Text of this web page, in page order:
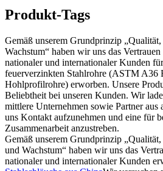
Produkt-Tags
Gemäß unserem Grundprinzip
Wachstum“ haben wir uns das
nationaler und internationaler Kunden
feuerverzinkten Stahlrohre (ASTM A36
Hohlprofilrohre) erworben. Unsere
Beliebtheit bei unseren Kunden. Wir
mittlere Unternehmen sowie Partner
uns Kontakt aufzunehmen und eine für
Zusammenarbeit anzustreben.
Gemäß unserem Grundprinzip
und Wachstum“ haben wir uns das
nationaler und internationaler Kunden